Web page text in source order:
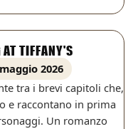
AT TIFFANY'S
2026
tra i brevi capitoli che,
e raccontano in prima
Un romanzo